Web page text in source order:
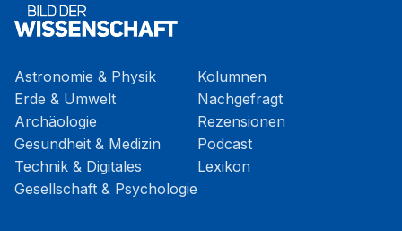
Astronomie & Physik
Erde & Umwelt
Archäologie
Gesundheit & Medizin
Technik & Digitales
Gesellschaft & Psychologie
Kolumnen
Nachgefragt
Rezensionen
Podcast
Lexikon